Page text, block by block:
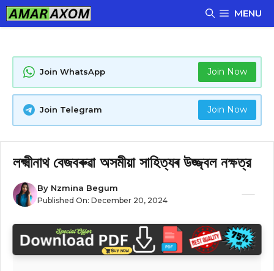
Skip
to
MENU
Join WhatsApp Join Now
Join Telegram Join Now
লক্ষ্মীনাথ বেজবৰুৱা অসমীয়া সাহিত্যৰ উজ্জ্বল নক্ষত্র
By Nzmina Begum
Published On: December 20, 2024